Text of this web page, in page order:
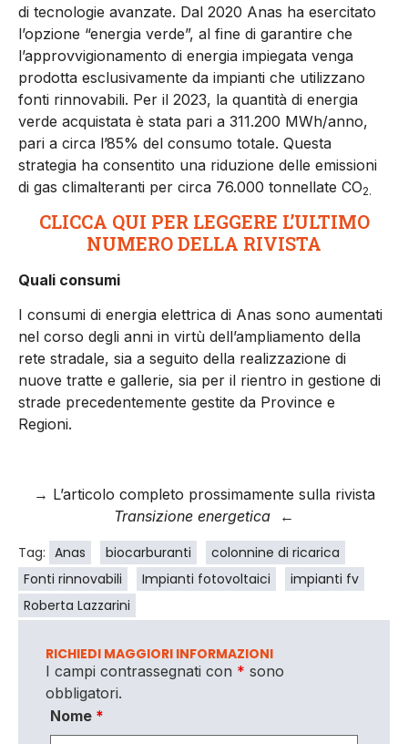
di tecnologie avanzate. Dal 2020 Anas ha esercitato
l’opzione “energia verde”, al fine di garantire che
l’approvvigionamento di energia impiegata venga
prodotta esclusivamente da impianti che utilizzano
fonti rinnovabili. Per il 2023, la quantità di energia
verde acquistata è stata pari a 311.200 MWh/anno,
pari a circa l’85% del consumo totale. Questa
strategia ha consentito una riduzione delle emissioni
di gas climalteranti per circa 76.000 tonnellate CO2.
CLICCA QUI PER LEGGERE L’ULTIMO
NUMERO DELLA RIVISTA
Quali consumi
I consumi di energia elettrica di Anas sono aumentati
nel corso degli anni in virtù dell’ampliamento della
rete stradale, sia a seguito della realizzazione di
nuove tratte e gallerie, sia per il rientro in gestione di
strade precedentemente gestite da Province e
Regioni.
→ L’articolo completo prossimamente sulla rivista
Transizione energetica ←
Tag: Anas biocarburanti
colonnine di ricarica
Fonti rinnovabili
Impianti fotovoltaici
impianti fv
Roberta Lazzarini
RICHIEDI MAGGIORI INFORMAZIONI
I campi contrassegnati con * sono
obbligatori.
Nome *